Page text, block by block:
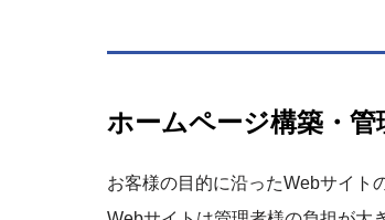
ホームページ構築・管
お客様の目的に沿ったWebサイト